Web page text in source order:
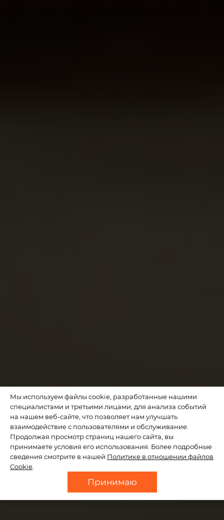
Мы используем файлы cookie, разработанные нашими
специалистами и третьими лицами, для анализа событий
на нашем веб-сайте, что позволяет нам улучшать
взаимодействие с пользователями и обслуживание.
Продолжая просмотр страниц нашего сайта, вы
принимаете условия его использования. Более подробные
сведения смотрите в нашей Политике в отношении файлов
Cookie
Принимаю